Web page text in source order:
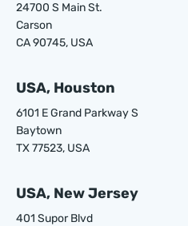
24700 S Main St.
Carson
CA 90745, USA
USA, Houston
6101 E Grand Parkway S
Baytown
TX 77523, USA
USA, New Jersey
401 Supor Blvd